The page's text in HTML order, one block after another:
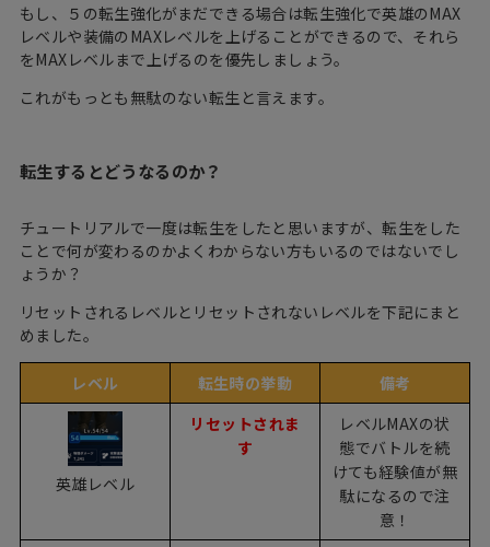
もし、５の転生強化がまだできる場合は転生強化で英雄のMAX
レベルや装備のMAXレベルを上げることができるので、それら
をMAXレベルまで上げるのを優先しましょう。
これがもっとも無駄のない転生と言えます。
転生するとどうなるのか？
チュートリアルで一度は転生をしたと思いますが、転生をした
ことで何が変わるのかよくわからない方もいるのではないでし
ょうか？
リセットされるレベルとリセットされないレベルを下記にまと
めました。
レベル 転生時の挙動 備考
英雄レベル
リセットされま
す
レベルMAXの状
態でバトルを続
けても経験値が無
駄になるので注
意！